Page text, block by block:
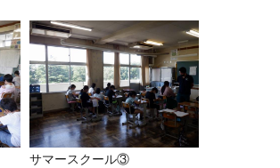
サマースクール③